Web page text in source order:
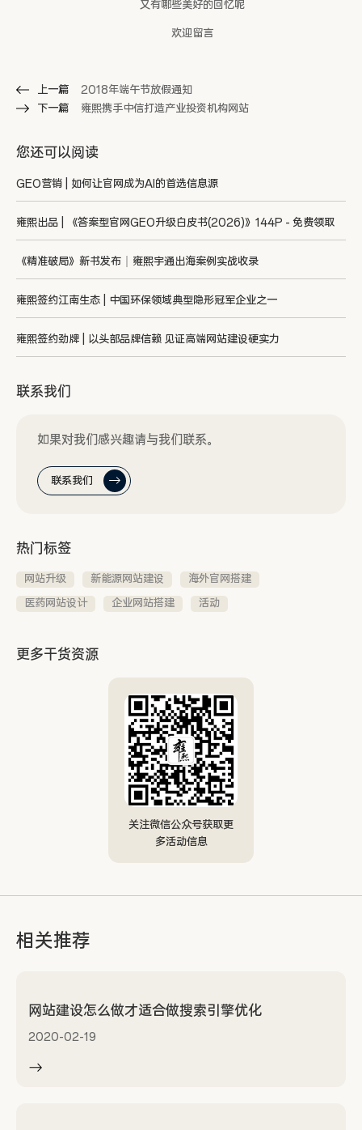
又有哪些美好的回忆呢
欢迎留言
上一篇
2018年端午节放假通知
下一篇
雍熙携手中信打造产业投资机构网站
您还可以阅读
GEO营销 | 如何让官网成为AI的首选信息源
雍熙出品 | 《答案型官网GEO升级白皮书(2026)》144P - 免费领取
《精准破局》新书发布｜雍熙宇通出海案例实战收录
雍熙签约江南生态 | 中国环保领域典型隐形冠军企业之一
雍熙签约劲牌 | 以头部品牌信赖 见证高端网站建设硬实力
联系我们
如果对我们感兴趣请与我们联系。
联系我们
热门标签
网站升级 新能源网站建设
海外官网搭建
医药网站设计
企业网站搭建 活动
更多干货资源
关注微信公众号获取更
多活动信息
相关推荐
网站建设怎么做才适合做搜索引擎优化
2020-02-19